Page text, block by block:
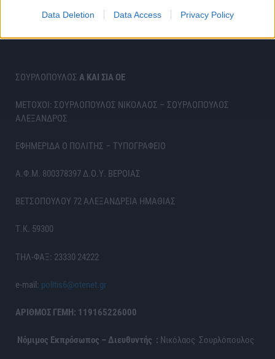
Data Deletion Data Access Privacy Policy
ΣΟΥΡΛΟΠΟΥΛΟΣ Α ΚΑΙ ΣΙΑ ΟΕ
ΜΕΤΟΧΟΙ: ΣΟΥΡΛΟΠΟΥΛΟΣ ΝΙΚΟΛΑΟΣ – ΣΟΥΡΛΟΠΟΥΛΟΣ
ΑΛΕΞΑΝΔΡΟΣ
ΕΦΗΜΕΡΙΔΑ Ο ΠΟΛΙΤΗΣ – ΤΥΠΟΓΡΑΦΕΙΟ
Α.Φ.Μ. 800378397 Δ.Ο.Υ. ΒΕΡΟΙΑΣ
ΒΕΤΣΟΠΟΥΛΟΥ 72 ΑΛΕΞΑΝΔΡΕΙΑ ΗΜΑΘΙΑΣ
Τ.Κ. 59300
ΤΗΛ-ΦΑΞ: 23330 24222
e-mail: politis6@otenet.gr
ΑΡΙΘΜΟΣ ΓΕΜΗ: 119165226000
Νόμιμος Εκπρόσωπος – Διευθυντής : Νικόλαος Σουρλόπουλος